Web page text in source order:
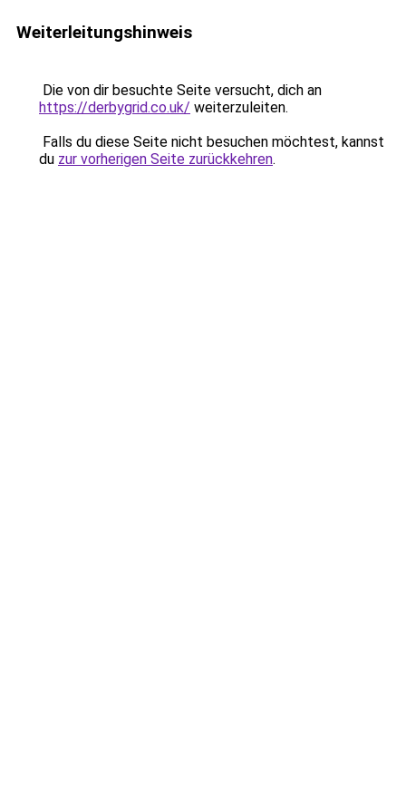
Weiterleitungshinweis
Die von dir besuchte Seite versucht, dich an
https://derbygrid.co.uk/ weiterzuleiten.
Falls du diese Seite nicht besuchen möchtest, kannst
du zur vorherigen Seite zurückkehren.